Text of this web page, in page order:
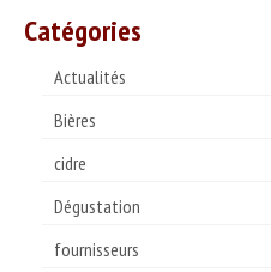
Catégories
Actualités
Bières
cidre
Dégustation
fournisseurs